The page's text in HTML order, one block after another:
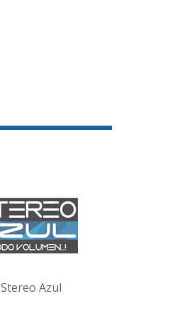
Stereo Azul